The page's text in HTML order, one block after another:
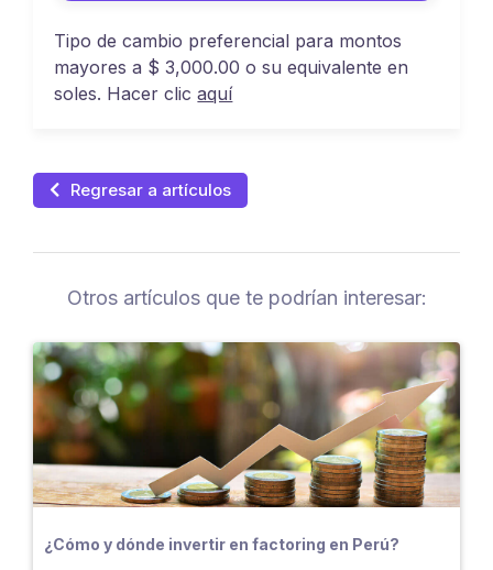
Tipo de cambio preferencial para montos
mayores a $ 3,000.00 o su equivalente en
soles. Hacer clicaquí
Regresar a artículos
Otros artículos que te podrían interesar:
¿Cómo y dónde invertir en factoring en Perú?